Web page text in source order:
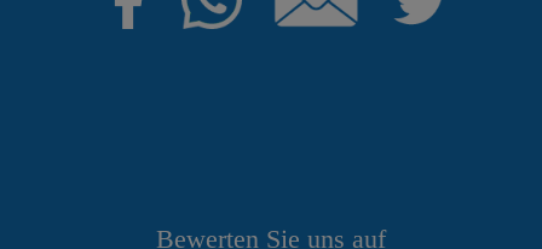
Bewerten Sie uns auf